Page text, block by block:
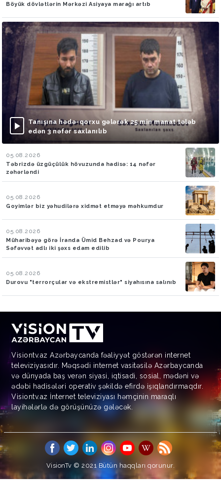
Böyük dövlətlərin Mərkəzi Asiyaya marağı artıb
Tanışına hədə-qorxu gələrək 25 min manat tələb
edən 3 nəfər saxlanılıb
05.08.2026
Təbrizdə üzgüçülük hövuzunda hadisə: 14 nəfər
zəhərləndi
05.08.2026
Goyimlər biz yəhudilərə xidmət etməyə məhkumdur
05.08.2026
Müharibəyə görə İranda Ümid Behzad və Pourya
Səfəvvət adlı iki şəxs edam edilib
05.08.2026
Durovu "terrorçular və ekstremistlər" siyahısına salınıb
Visiontv.az Azərbaycanda fəaliyyət göstərən internet
televiziyasıdır. Məqsədi internet vasitəsilə Azərbaycanda
və dünyada baş verən siyasi, iqtisadi, sosial, mədəni və
ədəbi hadisələri operativ şəkildə efirdə işıqlandırmaqdır.
Visiontv.az İnternet televiziyası həmçinin maraqlı
layihələrlə də görüşünüzə gələcək.
VisionTv © 2021Bütün haqqları qorunur.